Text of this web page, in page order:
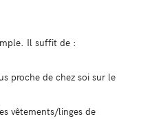
Il suffit de :
proche de chez soi sur le
vêtements/linges de